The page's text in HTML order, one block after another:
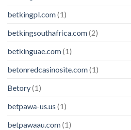
betkingpl.com(1)
betkingsouthafrica.com(2)
betkinguae.com(1)
betonredcasinosite.com(1)
Betory(1)
betpawa-us.us (1)
betpawaau.com(1)